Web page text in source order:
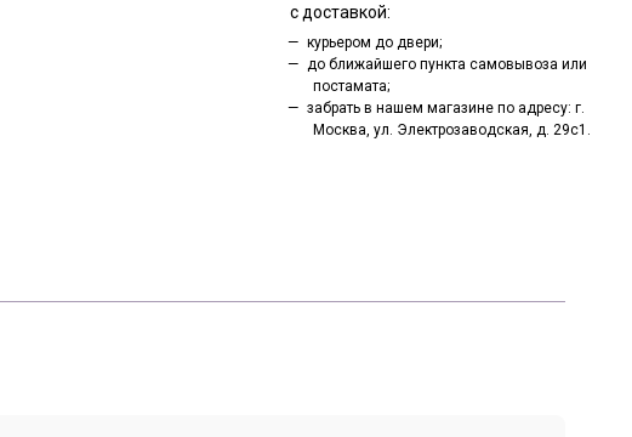
с доставкой:
курьером до двери;
до ближайшего пункта самовывоза или
постамата;
забрать в нашем магазине по адресу: г.
Москва, ул. Электрозаводская, д. 29с1.